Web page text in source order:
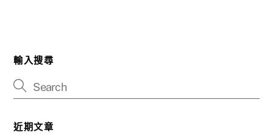
輸入搜尋
近期文章